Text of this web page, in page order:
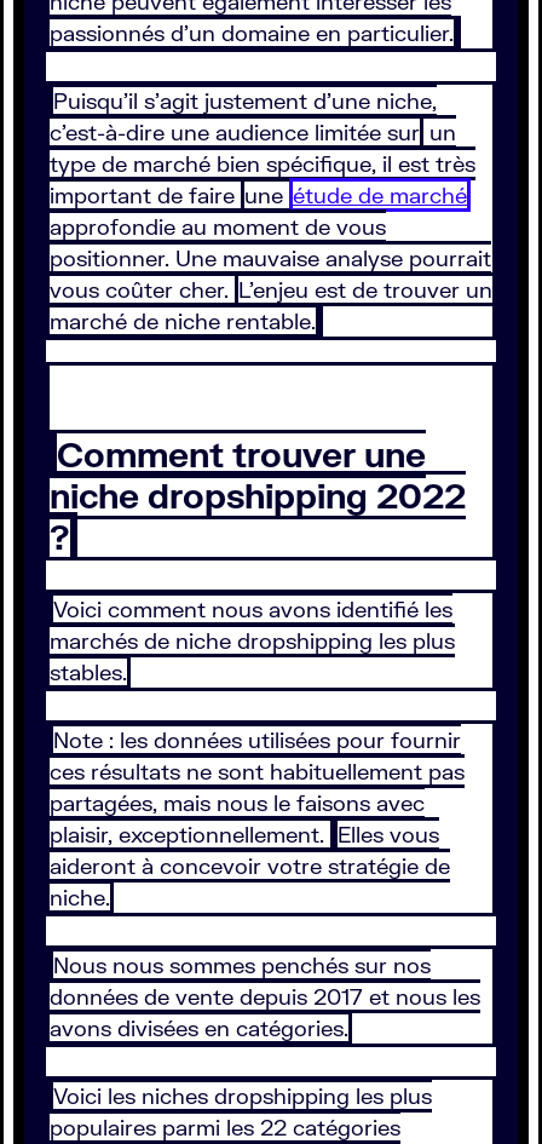
passionnés d’un domaine en particulier.
Puisqu’il s’agit justement d’une niche,
c’est-à-dire une audience limitée sur un
type de marché bien spécifique, il est très
important de faire une étude de marché
approfondie au moment de vous
positionner. Une mauvaise analyse pourrait
vous coûter cher. L’enjeu est de trouver un
marché de niche rentable.
Comment trouver une
niche dropshipping 2022
?
Voici comment nous avons identifié les
marchés de niche dropshipping les plus
stables.
Note : les données utilisées pour fournir
ces résultats ne sont habituellement pas
partagées, mais nous le faisons avec
plaisir, exceptionnellement. Elles vous
aideront à concevoir votre stratégie de
niche.
Nous nous sommes penchés sur nos
données de vente depuis 2017 et nous les
avons divisées en catégories.
Voici les niches dropshipping les plus
populaires parmi les 22 catégories